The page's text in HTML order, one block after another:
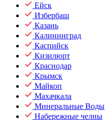
Ейск
Избербаш
Казань
Калининград
Каспийск
Кизилюрт
Краснодар
Крымск
Майкоп
Махачкала
Минеральные Воды
Набережные челны